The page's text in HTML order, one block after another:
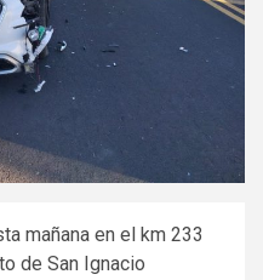
mañana en el km 233
de San Ignacio